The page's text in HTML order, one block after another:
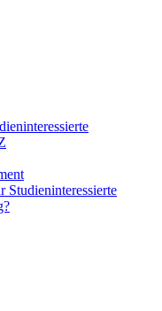
Studieninteressierte